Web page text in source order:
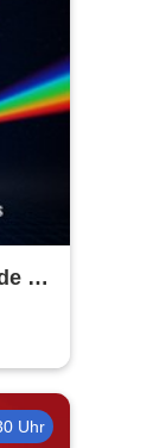
of
Uhr